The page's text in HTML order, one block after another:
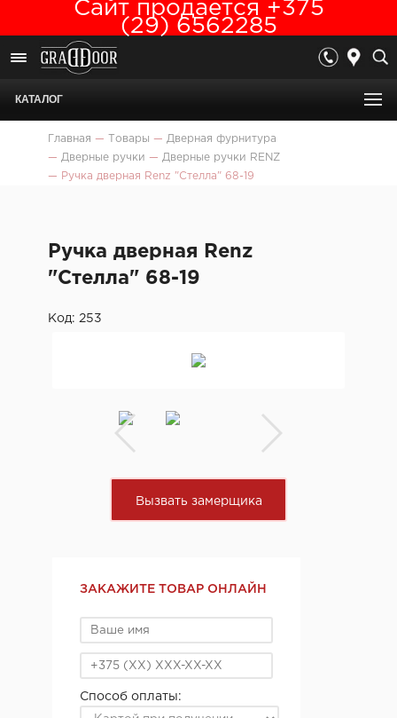
Сайт продается +375
(29) 6562285
КАТАЛОГ
Главная — Товары — Дверная фурнитура
— Дверные ручки — Дверные ручки RENZ
—
Ручка дверная Renz "Стелла" 68-19
Ручка дверная Renz
"Стелла" 68-19
Код: 253
Вызвать замерщика
ЗАКАЖИТЕ ТОВАР ОНЛАЙН
Способ оплаты: